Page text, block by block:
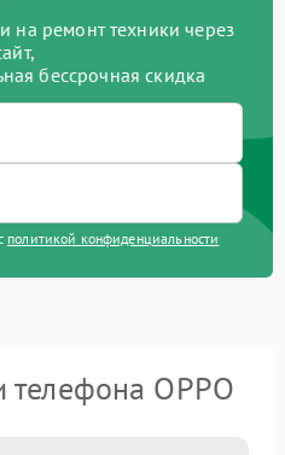
на ремонт техники через
бессрочная скидка
политикой конфиденциальности
телефона OPPO